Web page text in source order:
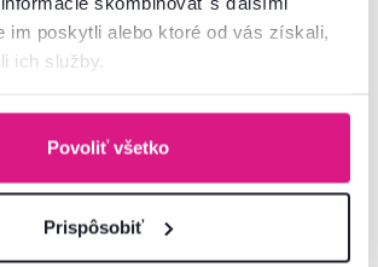
im poskytli alebo ktoré od vás získali,
ich služby.
Povoliť všetko
Prispôsobiť
Taupe/dub